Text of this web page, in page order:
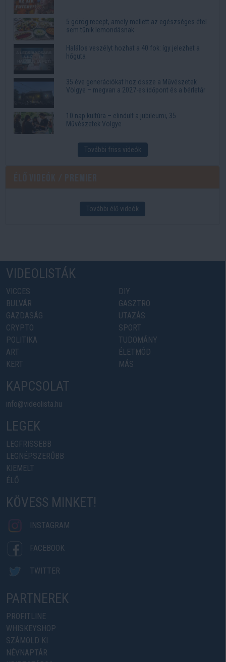
5 görög recept, amely mellett az egészséges étel
sem tűnik lemondásnak
Halálos veszélyt hozhat a 40 fok: így jelezhet a
hőguta
35 éve generációkat hoz össze a Művészetek
Völgye – megvan a 2027-es időpont és a bérletár
10 nap kultúra – elindult a jubileumi, 35.
Művészetek Völgye
További friss videók
További élő videók
VIDEOLISTÁK
VICCES
BULVÁR
GAZDASÁG
CRYPTO
POLITIKA
ART
KERT
DIY
GASZTRO
UTAZÁS
SPORT
TUDOMÁNY
ÉLETMÓD
MÁS
KAPCSOLAT
info@videolista.hu
LEGEK
LEGFRISSEBB
LEGNÉPSZERŰBB
KIEMELT
ÉLŐ
KÖVESS MINKET!
INSTAGRAM
FACEBOOK
TWITTER
PARTNEREK
PROFITLINE
WHISKEYSHOP
SZÁMOLD KI
NÉVNAPTÁR